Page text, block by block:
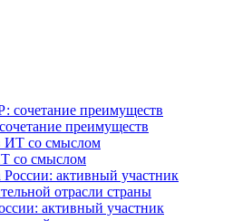
преимуществ
со смыслом
активный участник